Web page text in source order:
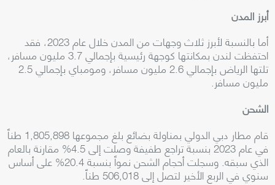
أبرز المدن
أما بالنسبة لأبرز ثلاث وجهات من المدن خلال عام 2023، فقد
احتفظت لندن بمكانتها كوجهة رئيسية بإجمالي 3.7 مليون مسافر،
تلتها الرياض بإجمالي 2.6 مليون مسافر، ومومباي بإجمالي 2.5
مليون مسافر.
الشحن
قام مطار دبي الدولي بمناولة بضائع بلغ مجموعها 1,805,898 طناً
في عام 2023 بنسبة تراجع طفيفة وصلت إلى 4.5% مقارنة بالعام
الذي سبقه. وسجلت أحجام الشحن نمواً بنسبة 20.4% على أساس
سنوي في الربع الأخير لتصل إلى 506,018 طناً.